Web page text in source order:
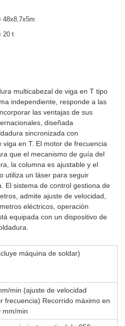
48x8,7x5m
20 t
multicabezal de viga en T tipo
independiente, responde a las
las ventajas de sus
diseñada
sincronizada con
en T. El motor de frecuencia
que el mecanismo de guía del
la columna es ajustable y el
utiliza un láser para seguir
El sistema de control gestiona de
admite ajuste de velocidad,
eléctricos, operación
equipada con un dispositivo de
máquina de soldar)
min (ajuste de velocidad
frecuencia) Recorrido máximo en
mm/min